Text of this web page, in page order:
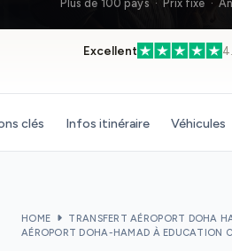
Plus de 100 pays · Prix fixe ·
Excellent
clés Infos itinéraire Véhicules
HOME TRANSFERT AÉROPORT DOHA
AÉROPORT DOHA-HAMAD À EDUCATION